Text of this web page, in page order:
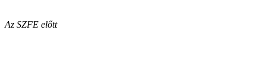
Az SZFE előtt